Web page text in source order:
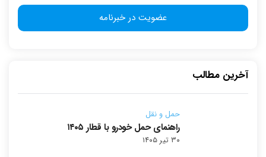
آخرین مطالب
حمل و نقل
راهنمای حمل خودرو با قطار ۱۴۰۵
۳۰ تیر ۱۴۰۵